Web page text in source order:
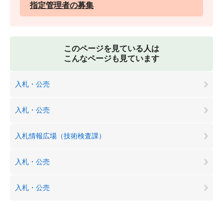
指定管理者の募集
このページを見ている人は
こんなページも見ています
入札・公売
入札・公売
入札情報広場（技術検査課）
入札・公売
入札・公売